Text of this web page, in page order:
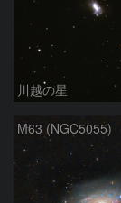
川越の星
M63 (NGC5055)